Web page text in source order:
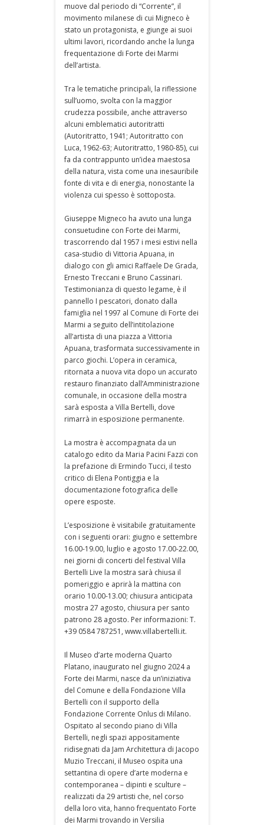
muove dal periodo di “Corrente”, il
movimento milanese di cui Migneco è
stato un protagonista, e giunge ai suoi
ultimi lavori, ricordando anche la lunga
frequentazione di Forte dei Marmi
dell’artista.
Tra le tematiche principali, la riflessione
sull’uomo, svolta con la maggior
crudezza possibile, anche attraverso
alcuni emblematici autoritratti
(Autoritratto, 1941; Autoritratto con
Luca, 1962-63; Autoritratto, 1980-85), cui
fa da contrappunto un’idea maestosa
della natura, vista come una inesauribile
fonte di vita e di energia, nonostante la
violenza cui spesso è sottoposta.
Giuseppe Migneco ha avuto una lunga
consuetudine con Forte dei Marmi,
trascorrendo dal 1957 i mesi estivi nella
casa-studio di Vittoria Apuana, in
dialogo con gli amici Raffaele De Grada,
Ernesto Treccani e Bruno Cassinari.
Testimonianza di questo legame, è il
pannello I pescatori, donato dalla
famiglia nel 1997 al Comune di Forte dei
Marmi a seguito dell’intitolazione
all’artista di una piazza a Vittoria
Apuana, trasformata successivamente in
parco giochi. L’opera in ceramica,
ritornata a nuova vita dopo un accurato
restauro finanziato dall’Amministrazione
comunale, in occasione della mostra
sarà esposta a Villa Bertelli, dove
rimarrà in esposizione permanente.
La mostra è accompagnata da un
catalogo edito da Maria Pacini Fazzi con
la prefazione di Ermindo Tucci, il testo
critico di Elena Pontiggia e la
documentazione fotografica delle
opere esposte.
L’esposizione è visitabile gratuitamente
con i seguenti orari: giugno e settembre
16.00-19.00, luglio e agosto 17.00-22.00,
nei giorni di concerti del festival Villa
Bertelli Live la mostra sarà chiusa il
pomeriggio e aprirà la mattina con
orario 10.00-13.00; chiusura anticipata
mostra 27 agosto, chiusura per santo
patrono 28 agosto. Per informazioni: T.
+39 0584 787251, www.villabertelli.it.
Il Museo d’arte moderna Quarto
Platano, inaugurato nel giugno 2024 a
Forte dei Marmi, nasce da un’iniziativa
del Comune e della Fondazione Villa
Bertelli con il supporto della
Fondazione Corrente Onlus di Milano.
Ospitato al secondo piano di Villa
Bertelli, negli spazi appositamente
ridisegnati da Jam Architettura di Jacopo
Muzio Treccani, il Museo ospita una
settantina di opere d’arte moderna e
contemporanea – dipinti e sculture –
realizzati da 29 artisti che, nel corso
della loro vita, hanno frequentato Forte
dei Marmi trovando in Versilia